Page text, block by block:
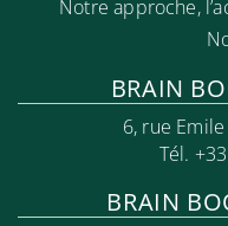
Notre approche,
BRAIN
6, rue
Tél.
BRAIN